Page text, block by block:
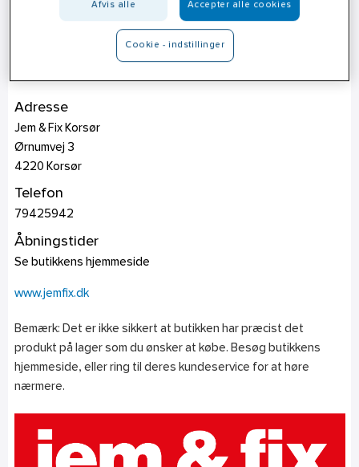
Adresse
Jem & Fix Korsør
Ørnumvej 3
4220 Korsør
Telefon
79425942
Åbningstider
Se butikkens hjemmeside
www.jemfix.dk
Bemærk: Det er ikke sikkert at butikken har præcist det
produkt på lager som du ønsker at købe. Besøg butikkens
hjemmeside, eller ring til deres kundeservice for at høre
nærmere.
Afvis alle Accepter alle cookies
Cookie - indstillinger